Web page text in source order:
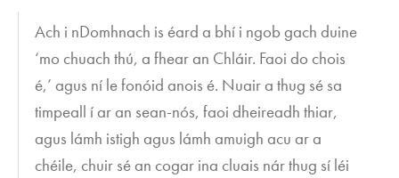
Ach i nDomhnach is éard a bhí i ngob gach duine
‘mo chuach thú, a fhear an Chláir. Faoi do chois
é,’ agus ní le fonóid anois é. Nuair a thug sé sa
timpeall í ar an sean-nós, faoi dheireadh thiar,
agus lámh istigh agus lámh amuigh acu ar a
chéile, chuir sé an cogar ina cluais nár thug sí léi